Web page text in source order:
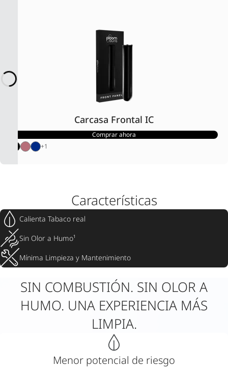
Carcasa Frontal IC
Comprar ahora
+1
Características
Calienta Tabaco real
Sin Olor a Humo¹
Mínima Limpieza y Mantenimiento
SIN COMBUSTIÓN. SIN OLOR A
HUMO. UNA EXPERIENCIA MÁS
LIMPIA.
Menor potencial de riesgo